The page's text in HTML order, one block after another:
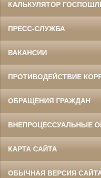
КАЛЬКУЛЯТОР
ПРЕСС-СЛУЖБА
ВАКАНСИИ
ПРОТИВОДЕЙСТВИЕ
ОБРАЩЕНИЯ ГРАЖДАН
ВНЕПРОЦЕССУАЛЬНЫЕ
КАРТА САЙТА
ОБЫЧНАЯ ВЕРСИЯ